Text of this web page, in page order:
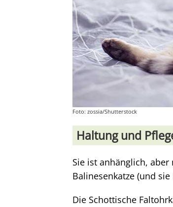
Foto: zossia/Shutterstock
Haltung und
Sie ist anhänglich,
Balinesenkatze (und
Die Schottische